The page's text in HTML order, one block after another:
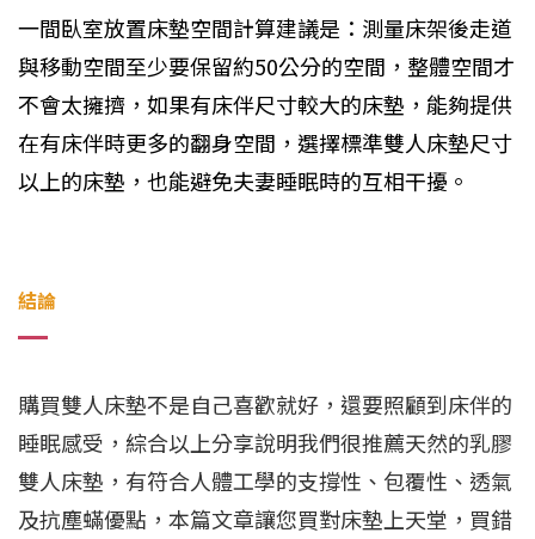
一間臥室放置床墊空間計算建議是：測量床架後走道
與移動空間至少要保留約50公分的空間，整體空間才
不會太擁擠，如果有床伴尺寸較大的床墊，能夠提供
在有床伴時更多的翻身空間，選擇標準雙人床墊尺寸
以上的床墊，也能避免夫妻睡眠時的互相干擾。
結論
購買雙人床墊不是自己喜歡就好，還要照顧到床伴的
睡眠感受，綜合以上分享說明我們很推薦天然的乳膠
雙人床墊，有符合人體工學的支撐性、包覆性、透氣
及抗塵蟎優點，本篇文章讓您買對床墊上天堂，買錯